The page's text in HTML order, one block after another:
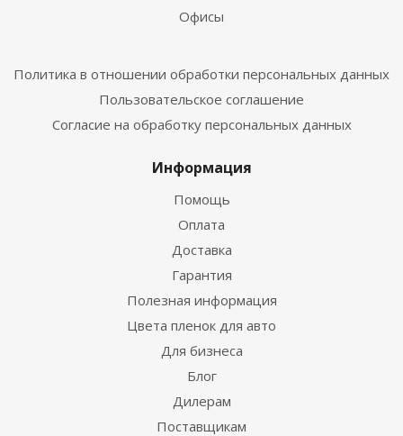
Офисы
Политика в отношении обработки персональных данных
Пользовательское соглашение
Согласие на обработку персональных данных
Информация
Помощь
Оплата
Доставка
Гарантия
Полезная информация
Цвета пленок для авто
Для бизнеса
Блог
Дилерам
Поставщикам